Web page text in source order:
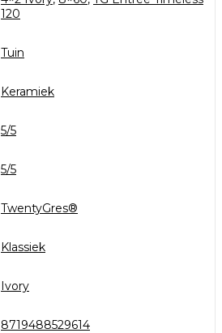
120
Tuin
Keramiek
5/5
5/5
TwentyGres®
Klassiek
Ivory
8719488529614